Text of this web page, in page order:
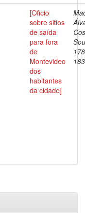
[Oficio
sobre sitios
de saída
para fora
de
Montevideo
dos
habitantes
da cidade]